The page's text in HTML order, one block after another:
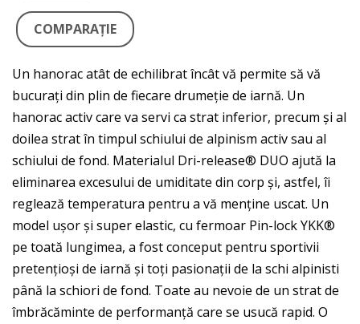
COMPARAŢIE
Un hanorac atât de echilibrat încât vă permite să vă
bucurați din plin de fiecare drumeție de iarnă. Un
hanorac activ care va servi ca strat inferior, precum și al
doilea strat în timpul schiului de alpinism activ sau al
schiului de fond. Materialul Dri-release® DUO ajută la
eliminarea excesului de umiditate din corp și, astfel, îi
reglează temperatura pentru a vă menține uscat. Un
model ușor și super elastic, cu fermoar Pin-lock YKK®
pe toată lungimea, a fost conceput pentru sportivii
pretențioși de iarnă și toți pasionații de la schi alpinisti
până la schiori de fond. Toate au nevoie de un strat de
îmbrăcăminte de performanță care se usucă rapid. O